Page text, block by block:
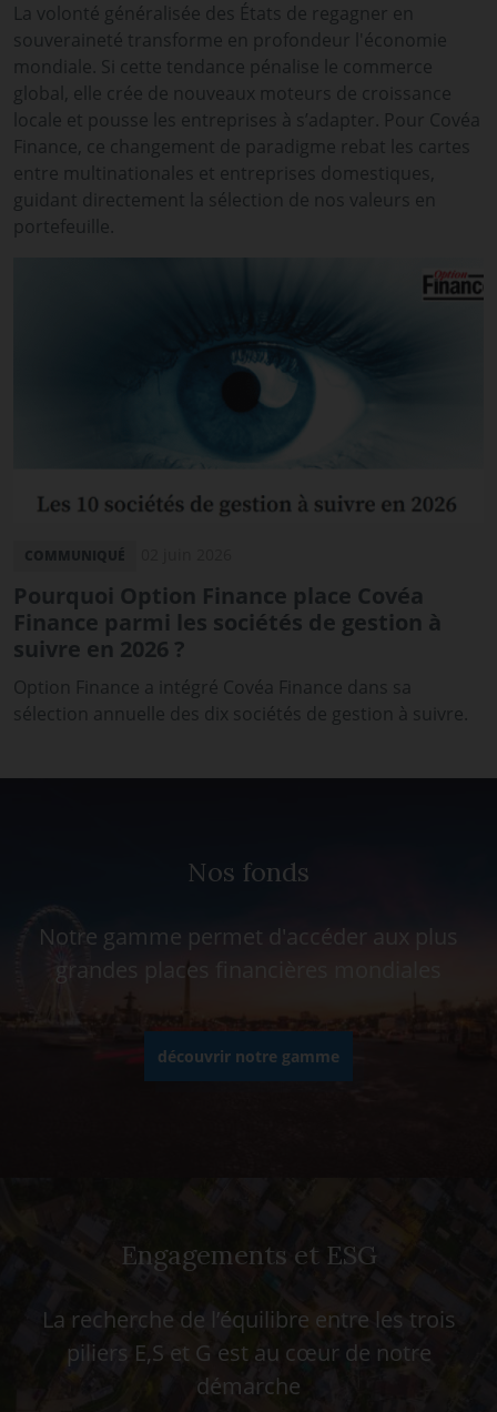
La volonté généralisée des États de regagner en
souveraineté transforme en profondeur l'économie
mondiale. Si cette tendance pénalise le commerce
global, elle crée de nouveaux moteurs de croissance
locale et pousse les entreprises à s’adapter. Pour Covéa
Finance, ce changement de paradigme rebat les cartes
entre multinationales et entreprises domestiques,
guidant directement la sélection de nos valeurs en
portefeuille.
Pourquoi Option Finance place Covéa
Finance parmi les sociétés de gestion à
suivre en 2026 ?
Option Finance a intégré Covéa Finance dans sa
sélection annuelle des dix sociétés de gestion à suivre.
Nos fonds
Notre gamme permet d'accéder aux plus
grandes places financières mondiales
découvrir notre gamme
Engagements et ESG
La recherche de l’équilibre entre les trois
piliers E,S et G est au cœur de notre
démarche